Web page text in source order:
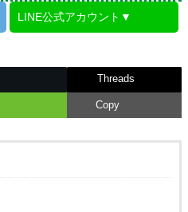
LINE公式アカウント▼
Threads
Copy